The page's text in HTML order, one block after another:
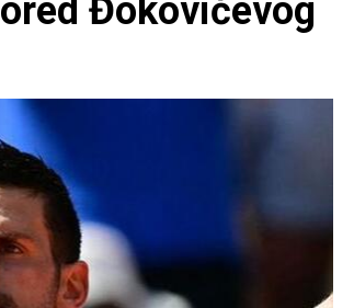
Đokovićevog